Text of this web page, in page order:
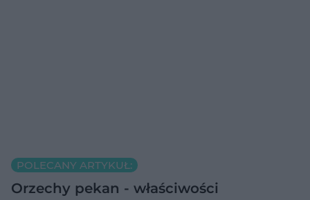
POLECANY ARTYKUŁ:
Orzechy pekan - właściwości